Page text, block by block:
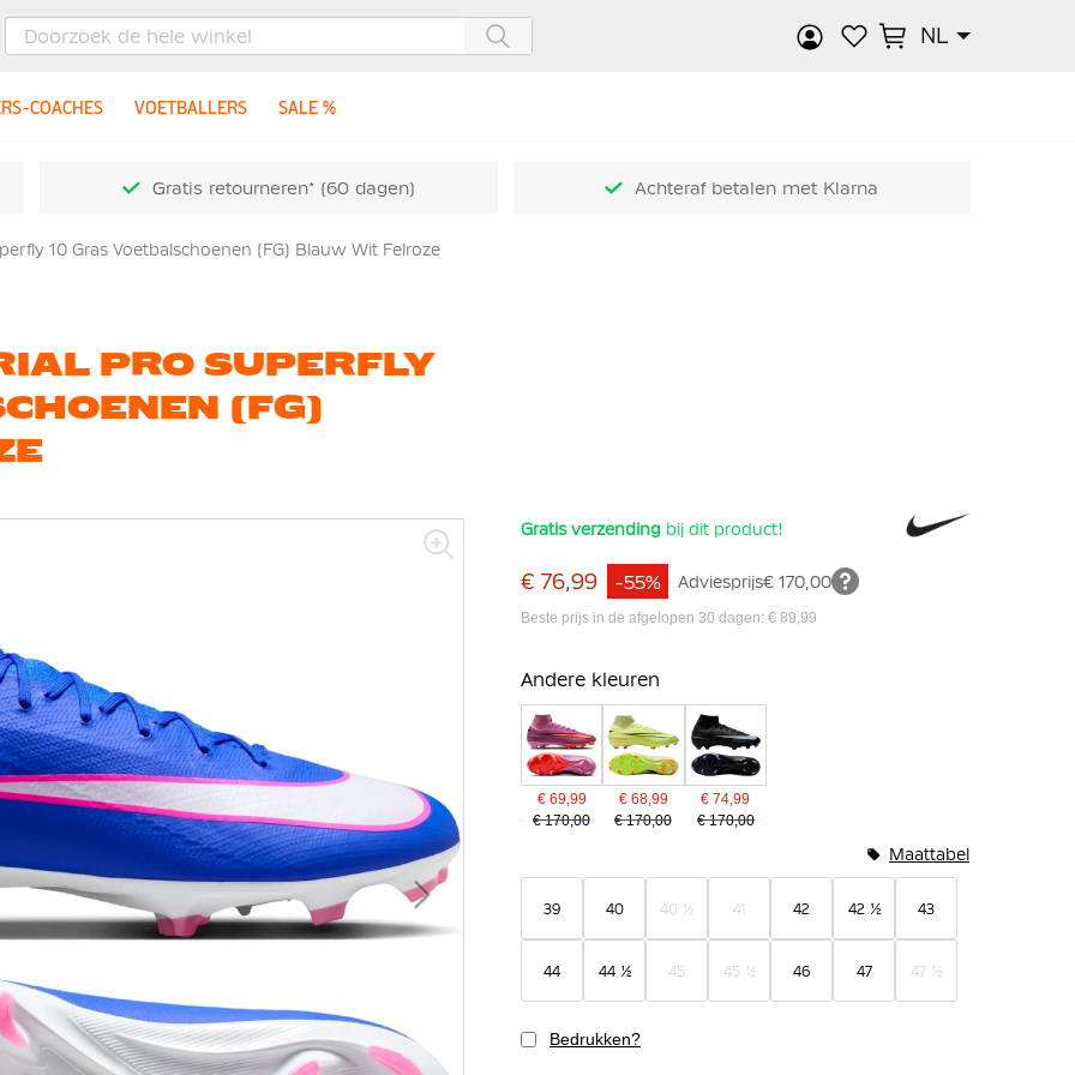
NL
COACHES VOETBALLERS SALE %
Gratis retourneren* (60 dagen) Achteraf betalen met Klarna
10 Gras Voetbalschoenen (FG) Blauw Wit Felroze
PRO SUPERFLY
(FG)
Gratis verzending bij dit product!
€ 76,99 Adviesprijs€ 170,00
-55%
Beste prijs in de afgelopen 30 dagen: € 89,99
Andere kleuren
€ 69,99
€ 170,00
€ 68,99
€ 170,00
€ 74,99
€ 170,00
39 40 40 ½ 41 42 42 ½ 43
44 44 ½ 45 45 ½ 46 47 47 ½
Maattabel
Bedrukken?